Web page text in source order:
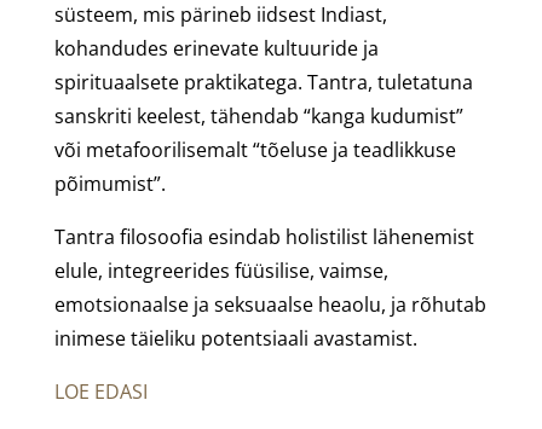
süsteem, mis pärineb iidsest Indiast,
kohandudes erinevate kultuuride ja
spirituaalsete praktikatega. Tantra, tuletatuna
sanskriti keelest, tähendab “kanga kudumist”
või metafoorilisemalt “tõeluse ja teadlikkuse
põimumist”.
Tantra filosoofia esindab holistilist lähenemist
elule, integreerides füüsilise, vaimse,
emotsionaalse ja seksuaalse heaolu, ja rõhutab
inimese täieliku potentsiaali avastamist.
LOE EDASI